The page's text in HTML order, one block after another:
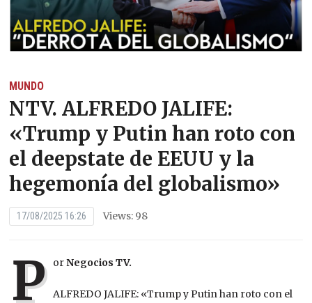
MUNDO
NTV. ALFREDO JALIFE:
«Trump y Putin han roto con
el deepstate de EEUU y la
hegemonía del globalismo»
17/08/2025 16:26 Views: 98
P orNegocios TV.
ALFREDO JALIFE: «Trump y Putin han roto con el